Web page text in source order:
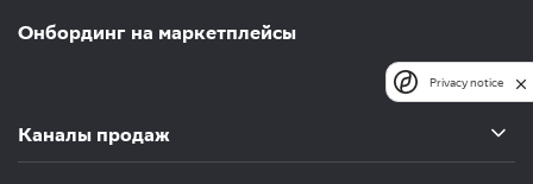
Онбординг на маркетплейсы
Каналы продаж
Privacy notice